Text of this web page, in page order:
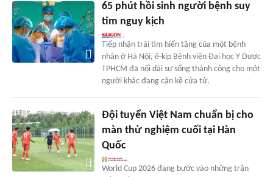
65 phút hồi sinh người bệnh suy
tim nguy kịch
Tiếp nhận trái tim hiến tặng của một bệnh
nhân ở Hà Nội, ê-kíp Bệnh viện Đại học Y Dược
TPHCM đã nối dài sự sống thành công cho một
người khác đang cận kề cửa tử.
Đội tuyển Việt Nam chuẩn bị cho
màn thử nghiệm cuối tại Hàn
Quốc
World Cup 2026 đang bước vào những trận